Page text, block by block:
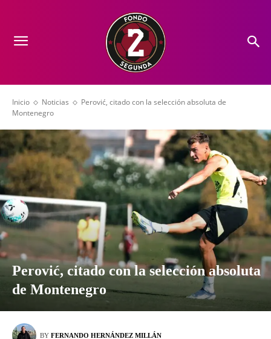
Inicio Noticias
Perović, citado con la selección absoluta de
Montenegro
Perović, citado con la selección absoluta
de Montenegro
BY FERNANDO HERNÁNDEZ MILLÁN